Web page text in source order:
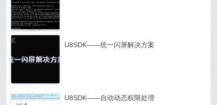
U8SDK——统一闪屏解决方案
U8SDK——自动动态权限处理